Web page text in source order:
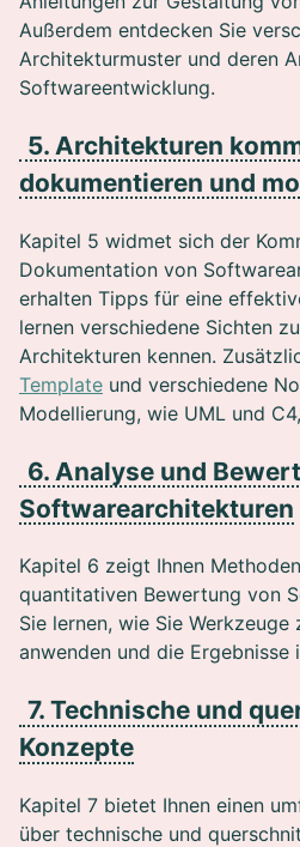
Außerdem entdecken Sie
Architekturmuster und deren
Softwareentwicklung.
5. Architekturen
dokumentieren und
Kapitel 5 widmet sich der
Dokumentation von
erhalten Tipps für eine
lernen verschiedene Sichten
Architekturen kennen.
Template und verschiedene
Modellierung, wie UML und
6. Analyse und
Softwarearchitekturen
Kapitel 6 zeigt Ihnen
quantitativen Bewertung von
Sie lernen, wie Sie Werkzeuge
anwenden und die Ergebnisse
7. Technische und
Konzepte
Kapitel 7 bietet Ihnen einen
über technische und